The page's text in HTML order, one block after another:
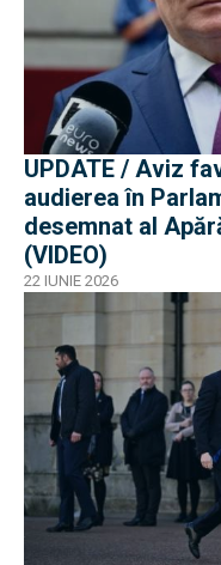
UPDATE / Aviz
audierea în
desemnat al
(VIDEO)
22 IUNIE 2026